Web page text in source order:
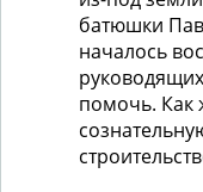
батюшки
началось
помочь. Как